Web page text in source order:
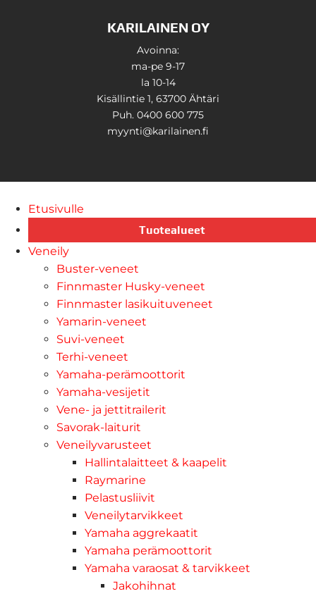
KARILAINEN OY
Avoinna:
ma-pe 9-17
la 10-14
Kisällintie 1, 63700 Ähtäri
Puh. 0400 600 775
myynti@karilainen.fi
Etusivulle
Tuotealueet
Veneily
Buster-veneet
Finnmaster Husky-veneet
Finnmaster lasikuituveneet
Yamarin-veneet
Suvi-veneet
Terhi-veneet
Yamaha-perämoottorit
Yamaha-vesijetit
Vene- ja jettitrailerit
Savorak-laiturit
Veneilyvarusteet
Hallintalaitteet & kaapelit
Raymarine
Pelastusliivit
Veneilytarvikkeet
Yamaha aggrekaatit
Yamaha perämoottorit
Yamaha varaosat & tarvikkeet
Jakohihnat